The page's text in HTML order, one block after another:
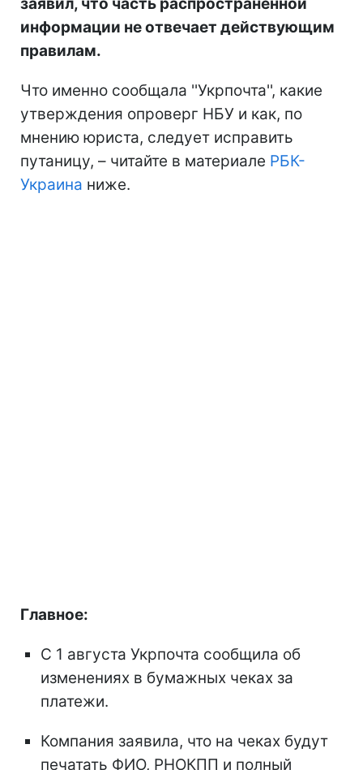
информации не отвечает действующим
правилам.
Что именно сообщала ''Укрпочта'', какие
утверждения опроверг НБУ и как, по
мнению юриста, следует исправить
путаницу, – читайте в материале РБК-
Украина ниже.
Главное:
С 1 августа Укрпочта сообщила об
изменениях в бумажных чеках за
платежи.
Компания заявила, что на чеках будут
печатать ФИО, РНОКПП и полный